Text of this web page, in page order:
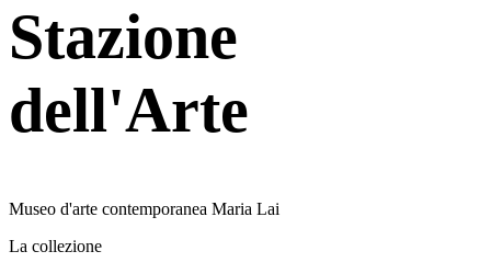
Stazione
dell'Arte
Museo d'arte contemporanea Maria Lai
La collezione